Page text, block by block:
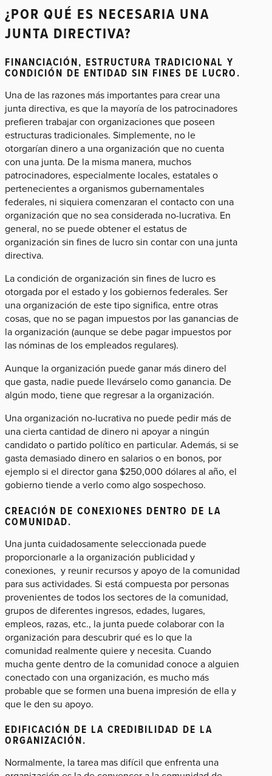
¿POR QUÉ ES NECESARIA UNA
JUNTA DIRECTIVA?
FINANCIACIÓN, ESTRUCTURA TRADICIONAL Y
CONDICIÓN DE ENTIDAD SIN FINES DE LUCRO.
Una de las razones más importantes para crear una
junta directiva, es que la mayoría de los patrocinadores
prefieren trabajar con organizaciones que poseen
estructuras tradicionales. Simplemente, no le
otorgarían dinero a una organización que no cuenta
con una junta. De la misma manera, muchos
patrocinadores, especialmente locales, estatales o
pertenecientes a organismos gubernamentales
federales, ni siquiera comenzaran el contacto con una
organización que no sea considerada no-lucrativa. En
general, no se puede obtener el estatus de
organización sin fines de lucro sin contar con una junta
directiva.
La condición de organización sin fines de lucro es
otorgada por el estado y los gobiernos federales. Ser
una organización de este tipo significa, entre otras
cosas, que no se pagan impuestos por las ganancias de
la organización (aunque se debe pagar impuestos por
las nóminas de los empleados regulares).
Aunque la organización puede ganar más dinero del
que gasta, nadie puede llevárselo como ganancia. De
algún modo, tiene que regresar a la organización.
Una organización no-lucrativa no puede pedir más de
una cierta cantidad de dinero ni apoyar a ningún
candidato o partido político en particular. Además, si se
gasta demasiado dinero en salarios o en bonos, por
ejemplo si el director gana $250,000 dólares al año, el
gobierno tiende a verlo como algo sospechoso.
CREACIÓN DE CONEXIONES DENTRO DE LA
COMUNIDAD.
Una junta cuidadosamente seleccionada puede
proporcionarle a la organización publicidad y
conexiones, y reunir recursos y apoyo de la comunidad
para sus actividades. Si está compuesta por personas
provenientes de todos los sectores de la comunidad,
grupos de diferentes ingresos, edades, lugares,
empleos, razas, etc., la junta puede colaborar con la
organización para descubrir qué es lo que la
comunidad realmente quiere y necesita. Cuando
mucha gente dentro de la comunidad conoce a alguien
conectado con una organización, es mucho más
probable que se formen una buena impresión de ella y
que le den su apoyo.
EDIFICACIÓN DE LA CREDIBILIDAD DE LA
ORGANIZACIÓN.
Normalmente, la tarea mas difícil que enfrenta una